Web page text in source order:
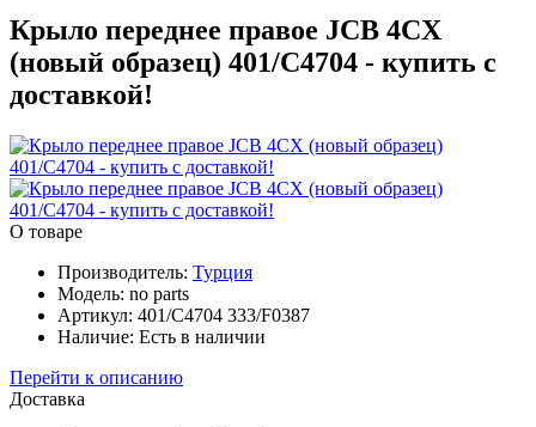
Крыло переднее правое JCB 4CX
(новый образец) 401/C4704 - купить с
доставкой!
О товаре
Производитель: Турция
Модель: no parts
Артикул: 401/C4704 333/F0387
Наличие: Есть в наличии
Перейти к описанию
Доставка